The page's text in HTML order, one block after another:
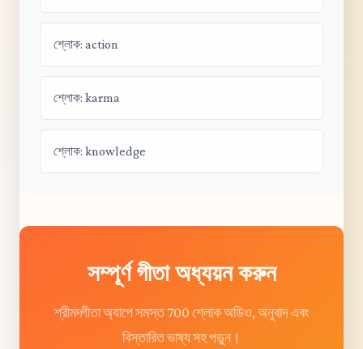
শ্লোক: action
শ্লোক: karma
শ্লোক: knowledge
সম্পূর্ণ গীতা অধ্যয়ন করুন
শ্রীমদ্গীতা অ্যাপে সমস্ত 700 শ্লোক অডিও, অনুবাদ এবং
বিস্তারিত ভাষ্য সহ পড়ুন।